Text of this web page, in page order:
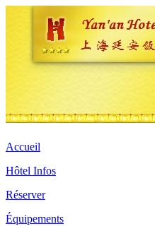
Accueil
Hôtel Infos
Réserver
Équipements